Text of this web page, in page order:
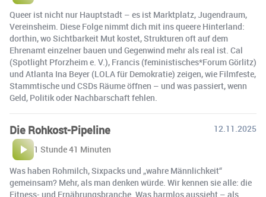
Queer ist nicht nur Hauptstadt – es ist Marktplatz, Jugendraum,
Vereinsheim. Diese Folge nimmt dich mit ins queere Hinterland:
dorthin, wo Sichtbarkeit Mut kostet, Strukturen oft auf dem
Ehrenamt einzelner bauen und Gegenwind mehr als real ist. Cal
(Spotlight Pforzheim e. V.), Francis (feministisches*Forum Görlitz)
und Atlanta Ina Beyer (LOLA für Demokratie) zeigen, wie Filmfeste,
Stammtische und CSDs Räume öffnen – und was passiert, wenn
Geld, Politik oder Nachbarschaft fehlen.
Die Rohkost-Pipeline
12.11.2025
1 Stunde 41 Minuten
Was haben Rohmilch, Sixpacks und „wahre Männlichkeit“
gemeinsam? Mehr, als man denken würde. Wir kennen sie alle: die
Fitness- und Ernährungsbranche. Was harmlos aussieht – als